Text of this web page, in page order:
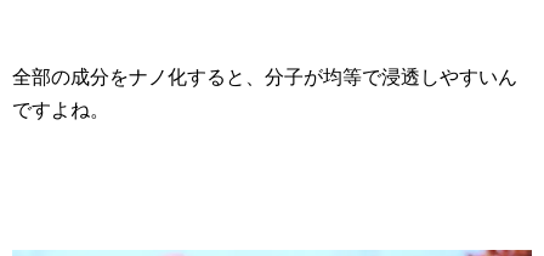
全部の成分をナノ化すると、分子が均等で浸透しやすいん
ですよね。